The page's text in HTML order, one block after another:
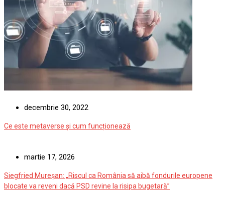
decembrie 30, 2022
Ce este metaverse și cum funcționează
martie 17, 2026
Siegfried Mureșan: „Riscul ca România să aibă fondurile europene
blocate va reveni dacă PSD revine la risipa bugetară”